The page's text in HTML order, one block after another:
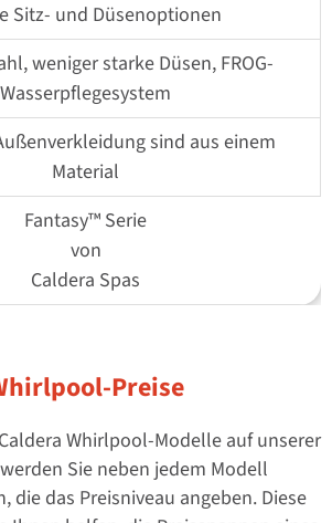
Sitz- und Düsenoptionen
weniger starke Düsen, FROG-
Wasserpflegesystem
sind aus einem
Material
Fantasy™ Serie
von
Caldera Spas
Preise
Whirlpool-Modelle auf unserer
Sie neben jedem Modell
die das Preisniveau angeben. Diese